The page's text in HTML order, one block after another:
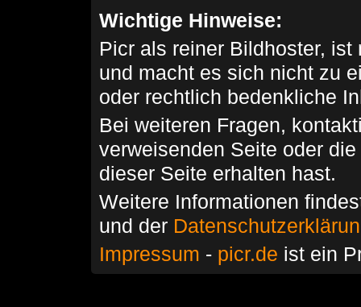
Wichtige Hinweise:
Picr als reiner Bildhoster,
und macht es sich nicht zu
oder rechtlich bedenkliche
Bei weiteren Fragen,
verweisenden Seite oder
dieser Seite erhalten hast.
Weitere Informationen
und der
Impressum - picr.de ist ein